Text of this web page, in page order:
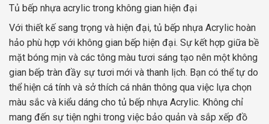
Tủ bếp nhựa acrylic trong không gian hiện đại
Với thiết kế sang trọng và hiện đại, tủ bếp nhựa Acrylic hoàn
hảo phù hợp với không gian bếp hiện đại. Sự kết hợp giữa bề
mặt bóng mịn và các tông màu tươi sáng tạo nên một không
gian bếp tràn đầy sự tươi mới và thanh lịch. Bạn có thể tự do
thể hiện cá tính và sở thích cá nhân thông qua việc lựa chọn
màu sắc và kiểu dáng cho tủ bếp nhựa Acrylic. Không chỉ
mang đến sự tiện nghi trong việc bảo quản và sắp xếp đồ